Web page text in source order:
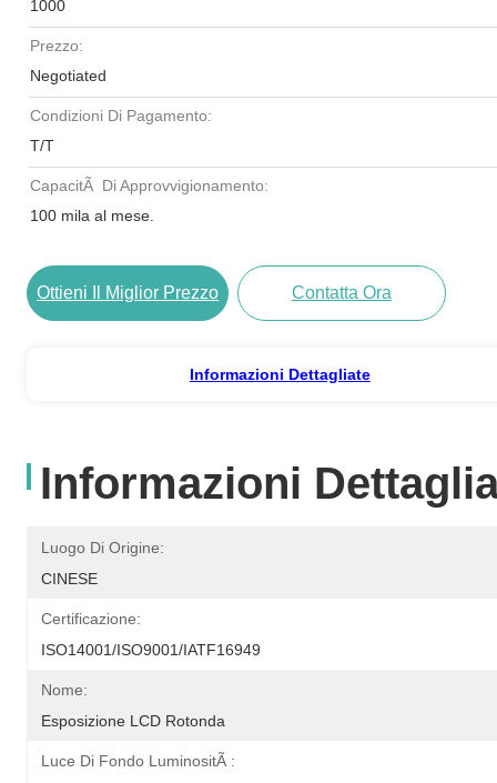
1000
Prezzo:
Negotiated
Condizioni Di Pagamento:
T/T
CapacitÃ Di Approvvigionamento:
100 mila al mese.
Ottieni Il Miglior Prezzo Contatta Ora
Informazioni Dettagliate
Informazioni
Luogo Di Origine:
CINESE
Certificazione:
ISO14001/ISO9001/IATF16949
Nome:
Esposizione LCD Rotonda
Luce Di Fondo LuminositÃ :